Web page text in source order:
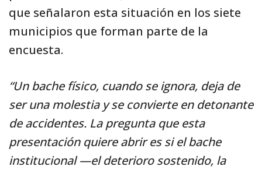
que señalaron esta situación en los siete
municipios que forman parte de la
encuesta.
“Un bache físico, cuando se ignora, deja de
ser una molestia y se convierte en detonante
de accidentes. La pregunta que esta
presentación quiere abrir es si el bache
institucional —el deterioro sostenido, la